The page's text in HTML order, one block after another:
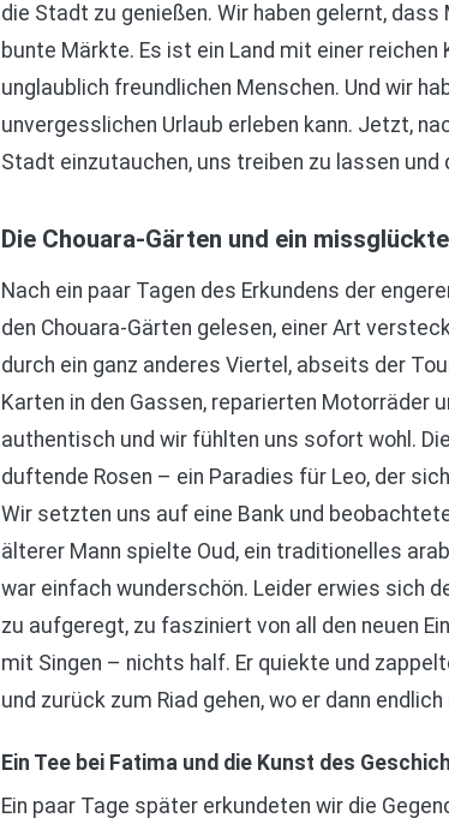
die Stadt zu genießen. Wir haben gelernt,
bunte Märkte. Es ist ein Land mit einer
unglaublich freundlichen Menschen. Und wir
unvergesslichen Urlaub erleben kann. Jetzt,
Stadt einzutauchen, uns treiben zu lassen
Die Chouara-Gärten und ein
Nach ein paar Tagen des Erkundens der
den Chouara-Gärten gelesen, einer Art
durch ein ganz anderes Viertel, abseits der
Karten in den Gassen, reparierten Motorräder
authentisch und wir fühlten uns sofort wohl.
duftende Rosen – ein Paradies für Leo, der
Wir setzten uns auf eine Bank und
älterer Mann spielte Oud, ein traditionelles
war einfach wunderschön. Leider erwies sich
zu aufgeregt, zu fasziniert von all den neuen
mit Singen – nichts half. Er quiekte und
und zurück zum Riad gehen, wo er dann
Ein Tee bei Fatima und die Kunst des
Ein paar Tage später erkundeten wir die